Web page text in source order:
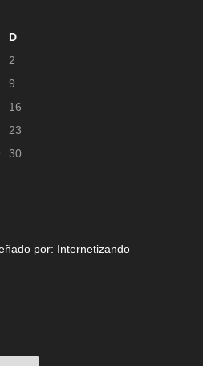
D
2
9
16
23
30
por: Internetizando